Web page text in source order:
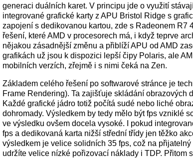
generaci duálních karet. V principu jde o využití
integrované grafické karty z APU Bristol Ridge s
zapojení s dedikovanou kartou, zde s Radeonem R7
řešení, které AMD v procesorech má, i když teprve
nějakou zásadnější změnu a přiblíží APU od AMD
grafikách už jsou k dispozici lepší čipy Polaris, ale
mobilních verzích, zřejmě i s nimi čeká na Zen.
Základem celého řešení po softwarové stránce je
Frame Rendering). Ta zajišťuje skládání obrazových
Každé grafické jádro totiž počítá sudé nebo liché
dohromady. Výsledkem by tedy mělo být fps vzniklé
ve výsledku ovšem docela vysoké. I pokud
fps a dedikovaná karta nižší střední třídy jen těžko
výsledkem je velice solidních 35 fps, což na
udržíte velice nízké pořizovací náklady i TDP. Přitom